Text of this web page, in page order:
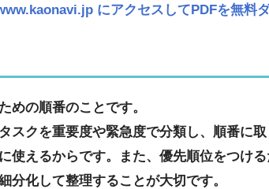
にアクセスしてPDFを無料
めの順番のことです。
スクを重要度や緊急度で分類し、順番に
使えるからです。また、優先順位をつけ
分化して整理することが大切です。